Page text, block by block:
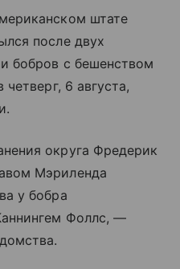
штате
после двух
бобров с бешенством
6 августа,
округа Фредерик
Мэриленда
у бобра
Фоллс, —